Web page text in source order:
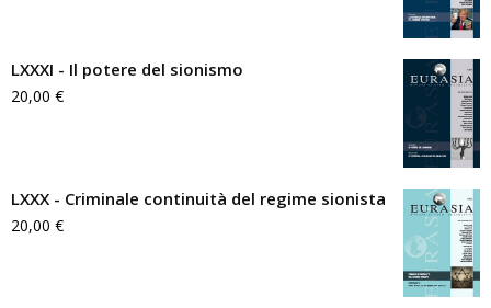
LXXXI - Il potere del sionismo
20,00 €
LXXX - Criminale continuità del regime sionista
20,00 €